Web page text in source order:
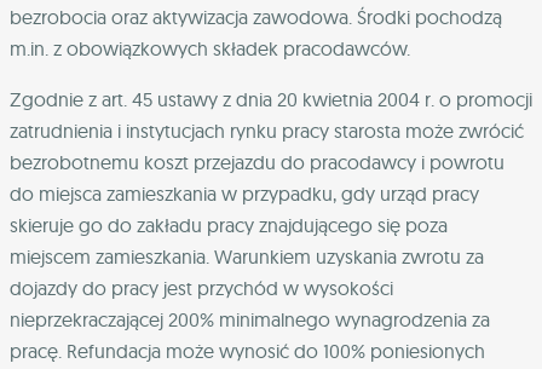
bezrobocia oraz aktywizacja zawodowa. Środki pochodzą
m.in. z obowiązkowych składek pracodawców.
Zgodnie z art. 45 ustawy z dnia 20 kwietnia 2004 r. o promocji
zatrudnienia i instytucjach rynku pracy starosta może zwrócić
bezrobotnemu koszt przejazdu do pracodawcy i powrotu
do miejsca zamieszkania w przypadku, gdy urząd pracy
skieruje go do zakładu pracy znajdującego się poza
miejscem zamieszkania. Warunkiem uzyskania zwrotu za
dojazdy do pracy jest przychód w wysokości
nieprzekraczającej 200% minimalnego wynagrodzenia za
pracę. Refundacja może wynosić do 100% poniesionych